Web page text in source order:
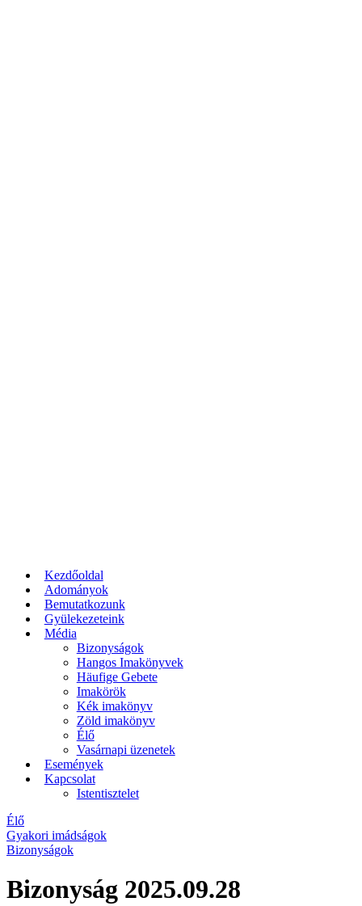
Kezdőoldal
Adományok
Bemutatkozunk
Gyülekezeteink
Média
Bizonyságok
Hangos Imakönyvek
Häufige Gebete
Imakörök
Kék imakönyv
Zöld imakönyv
Élő
Vasárnapi üzenetek
Események
Kapcsolat
Istentisztelet
Élő
Gyakori imádságok
Bizonyságok
Bizonyság 2025.09.28